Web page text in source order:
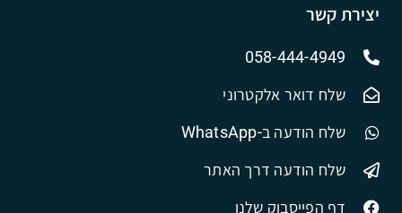
יצירת קשר
058-444-4949
שלח דואר אלקטרוני
שלח הודעה ב-WhatsApp
שלח הודעה דרך האתר
דף הפייסבוק שלנו